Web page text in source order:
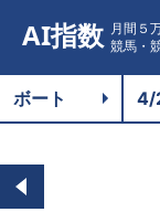
AI指数 月間５
競馬・